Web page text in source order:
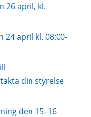
26 april, kl.
24 april kl. 08:00-
din styrelse
den 15–16